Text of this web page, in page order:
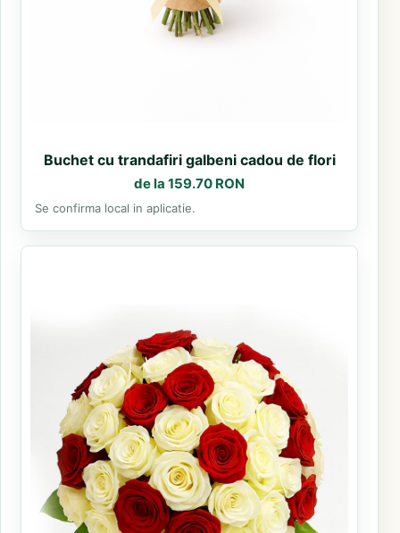
Buchet cu trandafiri galbeni cadou de flori
de la 159.70 RON
Se confirma local in aplicatie.